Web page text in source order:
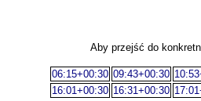
Aby przejść do
06:15+00:30 09:43+00:30
16:01+00:30 16:31+00:30